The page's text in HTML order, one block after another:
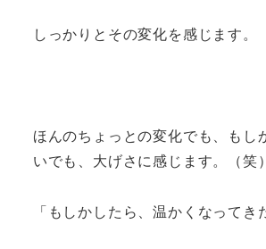
しっかりとその変化を感じます。
ほんのちょっとの変化でも、もし
いでも、大げさに感じます。（笑）
「もしかしたら、温かくなってき